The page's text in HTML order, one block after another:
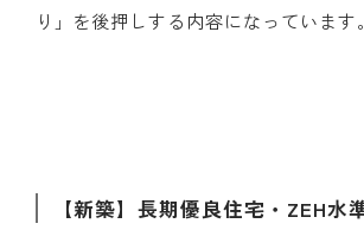
り」を後押しする内容になっています。
【新築】長期優良住宅・ ZEH水